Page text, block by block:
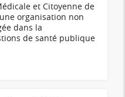
et Citoyenne de
organisation non
dans la
de santé publique